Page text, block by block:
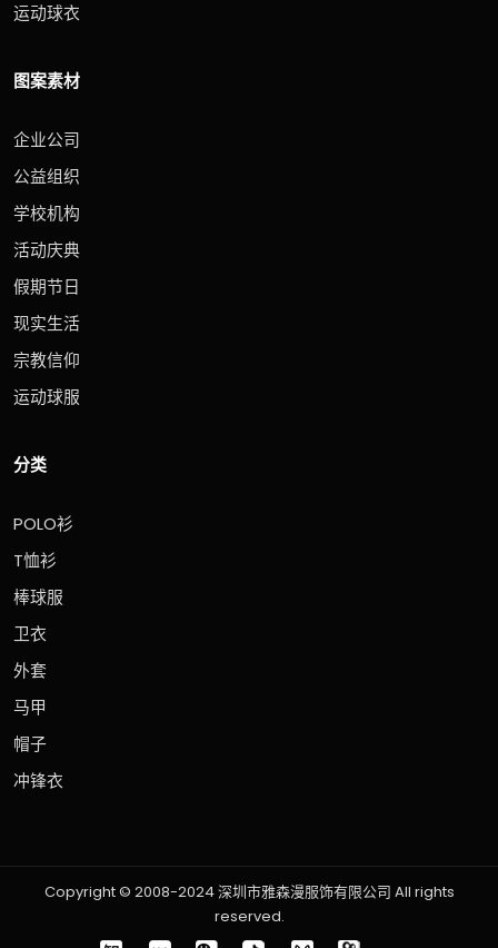
运动球衣
图案素材
企业公司
公益组织
学校机构
活动庆典
假期节日
现实生活
宗教信仰
运动球服
分类
POLO衫
T恤衫
棒球服
卫衣
外套
马甲
帽子
冲锋衣
Copyright © 2008-2024 深圳市雅森漫服饰有限公司 All rights
reserved.